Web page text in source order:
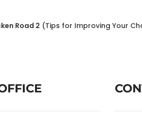
Road 2 (Tips for Improving Your